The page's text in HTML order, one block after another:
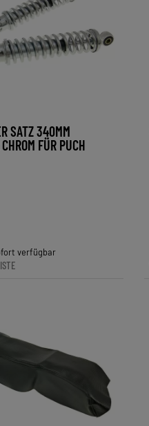
SATZ 340MM V
FÜR PUCH
verfügbar